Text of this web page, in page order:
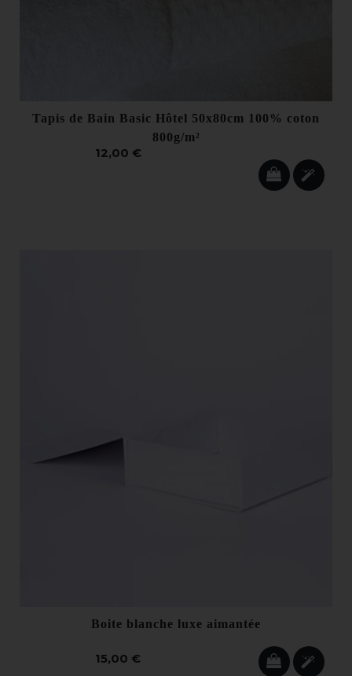
Tapis de Bain Basic Hôtel 50x80cm 100% coton
800g/m²
12,00 €
Boite blanche luxe aimantée
15,00 €